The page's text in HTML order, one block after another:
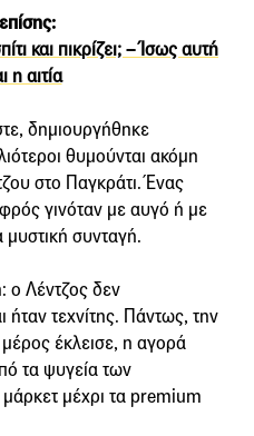
και πικρίζει; – Ίσως αυτή
η αιτία
δημιουργήθηκε
θυμούνται ακόμη
στο Παγκράτι. Ένας
γινόταν με αυγό ή με
συνταγή.
ο Λέντζος δεν
ήταν τεχνίτης. Πάντως, την
έκλεισε, η αγορά
τα ψυγεία των
μέχρι τα premium